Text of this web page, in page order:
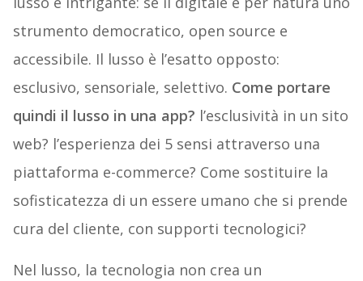
strumento democratico, open source e
accessibile. Il lusso è l’esatto opposto:
esclusivo, sensoriale, selettivo. Come portare
quindi il lusso in una app? l’esclusività in un sito
web? l’esperienza dei 5 sensi attraverso una
piattaforma e-commerce? Come sostituire la
sofisticatezza di un essere umano che si prende
cura del cliente, con supporti tecnologici?
Nel lusso, la tecnologia non crea un